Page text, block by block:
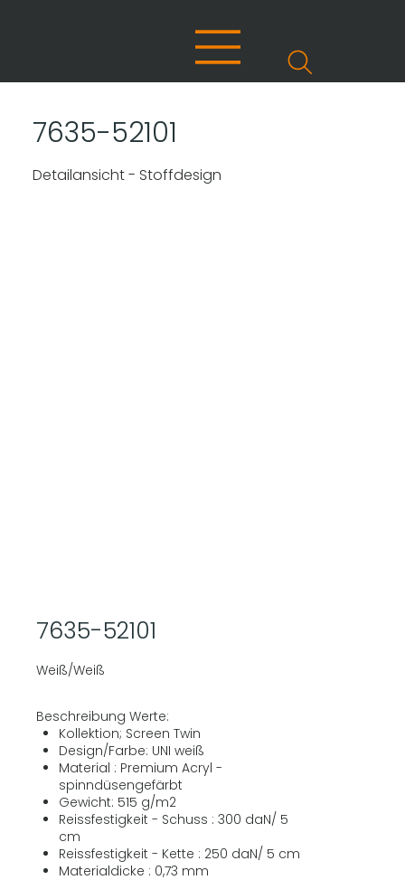
7635-52101
Detailansicht - Stoffdesign
7635-52101
Weiß/Weiß
Beschreibung Werte:
Kollektion; Screen Twin
Design/Farbe: UNI weiß
Material : Premium Acryl -
spinndüsengefärbt
Gewicht: 515 g/m2
Reissfestigkeit - Schuss : 300 daN/ 5
cm
Reissfestigkeit - Kette : 250 daN/ 5 cm
Materialdicke : 0,73 mm